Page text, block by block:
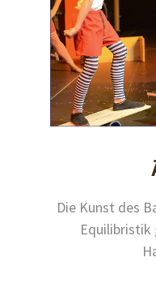
Die Kunst des
Equilibristik